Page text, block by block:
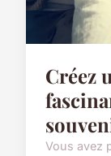
Créez
Vous avez